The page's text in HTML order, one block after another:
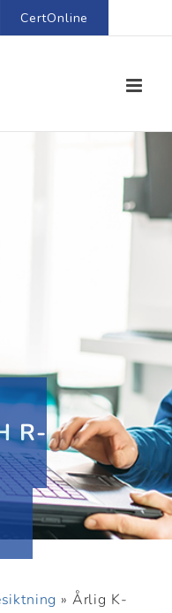
CertOnline
R-
» Årlig K-